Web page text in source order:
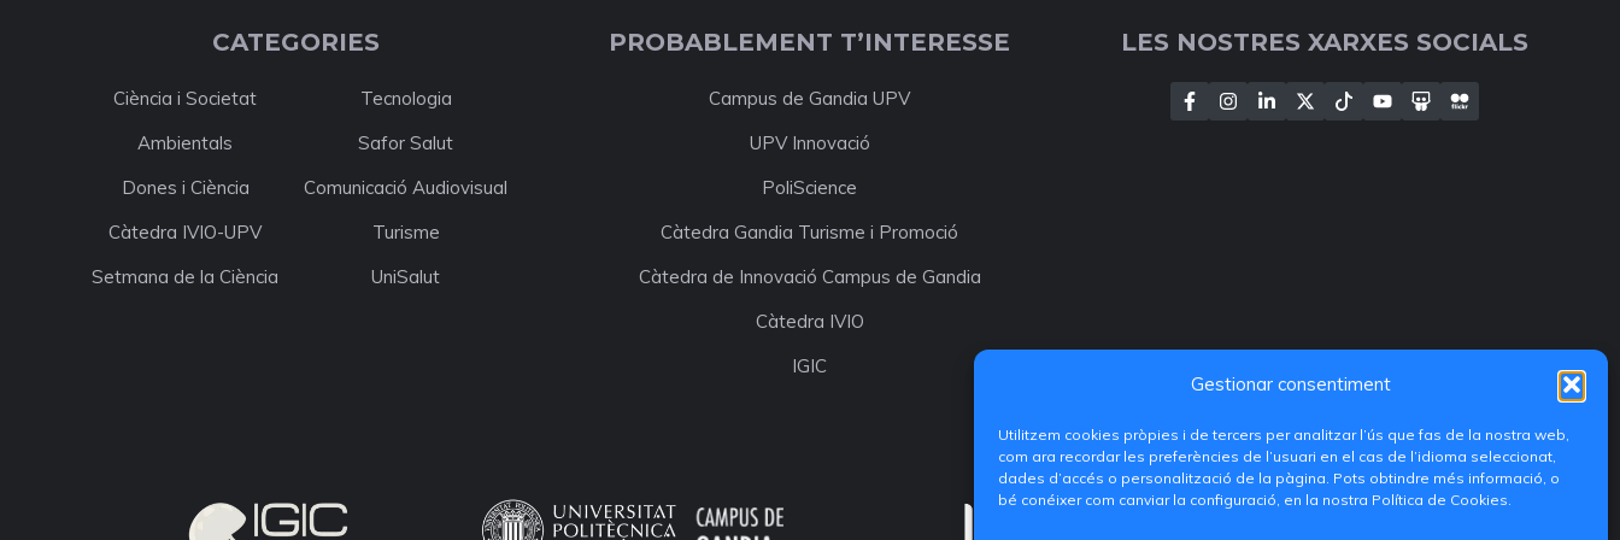
Gestionar consentiment
Utilitzem cookies pròpies i de tercers per analitzar l’ús que fas de la nostra web,
com ara recordar les preferències de l’usuari en el cas de l’idioma seleccionat,
dades d’accés o personalització de la pàgina. Pots obtindre més informació, o
bé conéixer com canviar la configuració, en la nostra Política de Cookies.
CATEGORIES
Ciència i Societat
Tecnologia
Ambientals
Safor Salut
Dones i Ciència
Comunicació Audiovisual
Càtedra IVIO-UPV
Turisme
Setmana de la Ciència
UniSalut
PROBABLEMENT T’INTERESSE
Campus de Gandia UPV
UPV Innovació
PoliScience
Càtedra Gandia Turisme i Promoció
Càtedra de Innovació Campus de Gandia
Càtedra IVIO
IGIC
LES NOSTRES XARXES SOCIALS